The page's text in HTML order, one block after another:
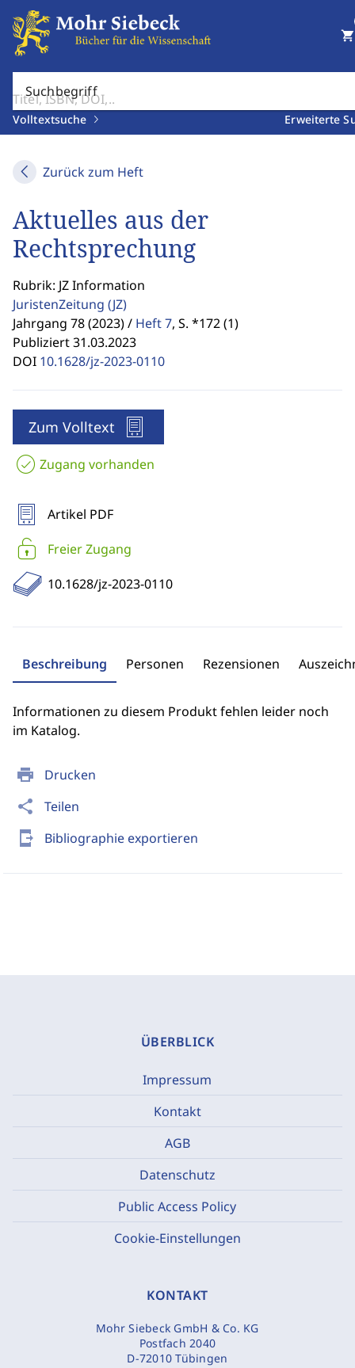
Suchbegriff
Volltextsuche Erweiterte
shopping_cart
Zurück zum Heft
print Drucken
share Teilen
send_to_mobile Bibliographie exportieren
Aktuelles aus der
Rechtsprechung
Rubrik: JZ Information
JuristenZeitung (JZ)
Jahrgang 78 (2023) / Heft 7, S. *172 (1)
Publiziert 31.03.2023
DOI 10.1628/jz-2023-0110
Zum Volltext
Zugang vorhanden
Artikel PDF
Freier Zugang
10.1628/jz-2023-0110
Beschreibung Personen Rezensionen
Informationen zu diesem Produkt fehlen leider noch
im Katalog.
ÜBERBLICK
Impressum
Kontakt
AGB
Datenschutz
Public Access Policy
Cookie-Einstellungen
KONTAKT
Mohr Siebeck GmbH & Co. KG
Postfach 2040
D-72010 Tübingen